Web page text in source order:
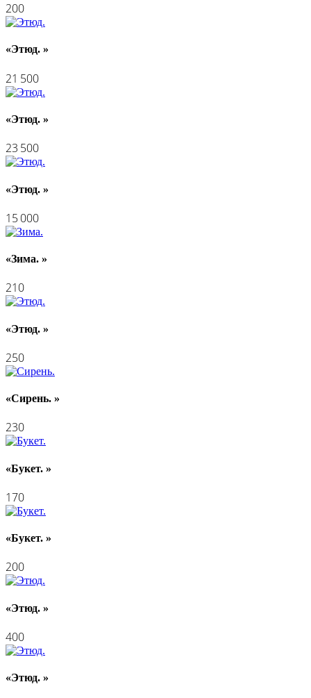
200
«Этюд. »
21 500
«Этюд. »
23 500
«Этюд. »
15 000
«Зима. »
210
«Этюд. »
250
«Сирень. »
230
«Букет. »
170
«Букет. »
200
«Этюд. »
400
«Этюд. »